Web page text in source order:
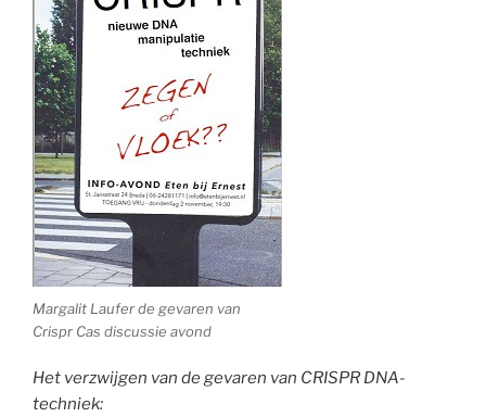
Margalit Laufer de gevaren van
Crispr Cas discussie avond
Het verzwijgen van de gevaren van CRISPR DNA-
techniek: